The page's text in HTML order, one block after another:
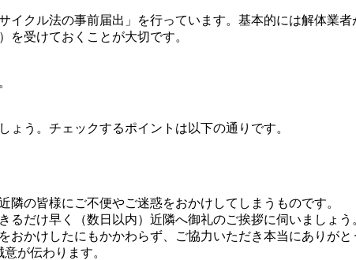
クル法の事前届出」を行っています。基本的には解体業
受けておくことが大切です。
う。チェックするポイントは以下の通りです。
の皆様にご不便やご迷惑をおかけしてしまうものです。
だけ早く（数日以内）近隣へ御礼のご挨拶に伺いましょう
かけしたにもかかわらず、ご協力いただき本当にありがと
が伝わります。